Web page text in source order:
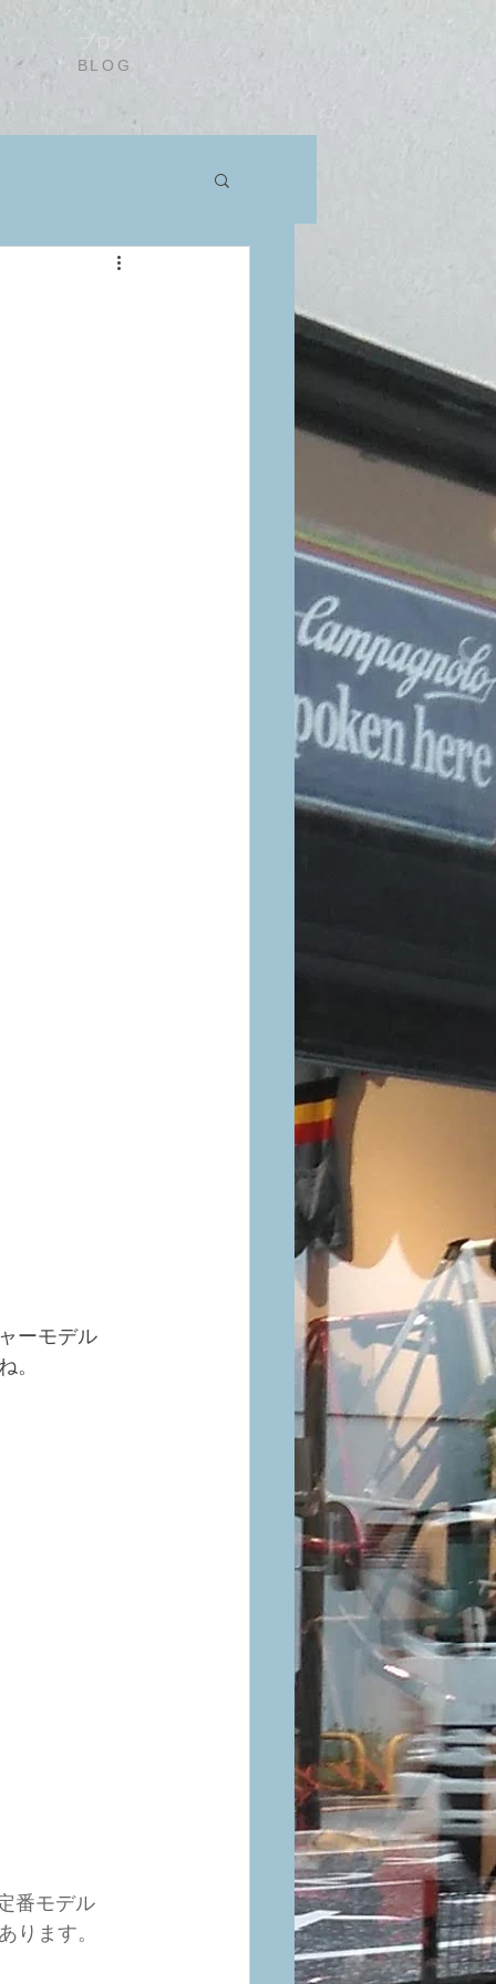
ブログ
BLOG
ーモデル
。
番モデル
ります。